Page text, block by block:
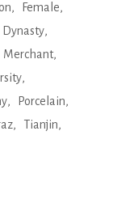
Female
Dynasty
Merchant
Porcelain
Tianjin